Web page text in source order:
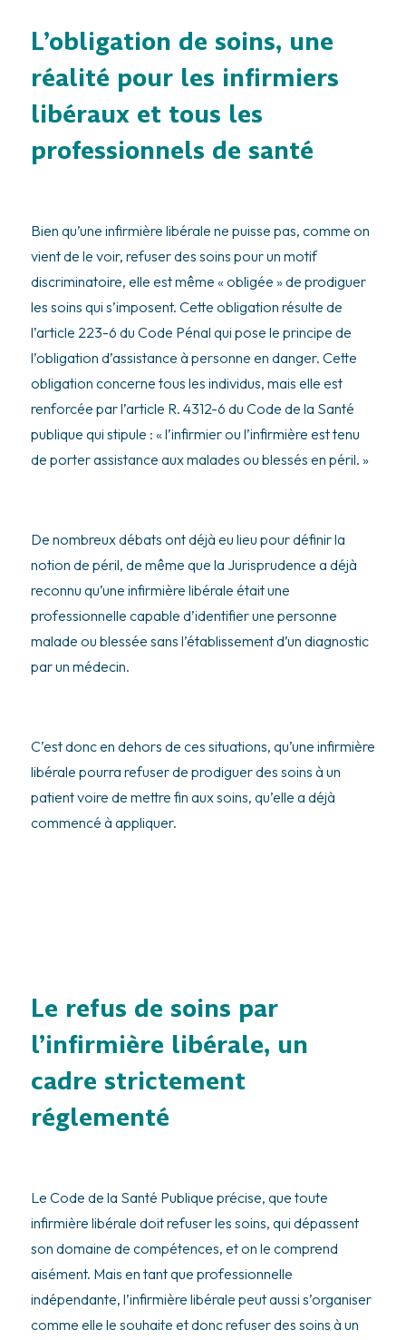
L’obligation de soins, une
réalité pour les infirmiers
libéraux et tous les
professionnels de santé
Bien qu’une infirmière libérale ne puisse pas, comme on
vient de le voir, refuser des soins pour un motif
discriminatoire, elle est même « obligée » de prodiguer
les soins qui s’imposent. Cette obligation résulte de
l’article 223-6 du Code Pénal qui pose le principe de
l’obligation d’assistance à personne en danger. Cette
obligation concerne tous les individus, mais elle est
renforcée par l’article R. 4312-6 du Code de la Santé
publique qui stipule : « l’infirmier ou l’infirmière est tenu
de porter assistance aux malades ou blessés en péril. »
De nombreux débats ont déjà eu lieu pour définir la
notion de péril, de même que la Jurisprudence a déjà
reconnu qu’une infirmière libérale était une
professionnelle capable d’identifier une personne
malade ou blessée sans l’établissement d’un diagnostic
par un médecin.
C’est donc en dehors de ces situations, qu’une infirmière
libérale pourra refuser de prodiguer des soins à un
patient voire de mettre fin aux soins, qu’elle a déjà
commencé à appliquer.
Le refus de soins par
l’infirmière libérale, un
cadre strictement
réglementé
Le Code de la Santé Publique précise, que toute
infirmière libérale doit refuser les soins, qui dépassent
son domaine de compétences, et on le comprend
aisément. Mais en tant que professionnelle
indépendante, l’infirmière libérale peut aussi s’organiser
comme elle le souhaite et donc refuser des soins à un